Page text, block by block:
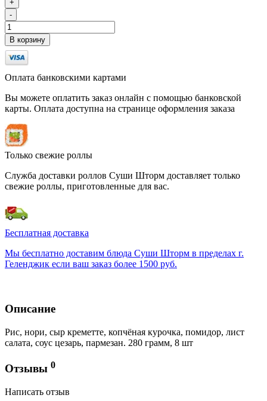
+
-
В корзину
Оплата банковскими картами
Вы можете оплатить заказ онлайн с помощью банковской
карты. Оплата доступна на странице оформления заказа
Только свежие роллы
Служба доставки роллов Суши Шторм доставляет только
свежие роллы, приготовленные для вас.
Бесплатная доставка
Мы бесплатно доставим блюда Суши Шторм в пределах г.
Геленджик если ваш заказ более 1500 руб.
Описание
Рис, нори, сыр креметте, копчёная курочка, помидор, лист
салата, соус цезарь, пармезан. 280 грамм, 8 шт
Отзывы 0
Написать отзыв